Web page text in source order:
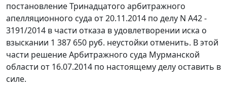
постановление Тринадцатого арбитражного
апелляционного суда от 20.11.2014 по делу N А42 -
3191/2014 в части отказа в удовлетворении иска о
взыскании 1 387 650 руб. неустойки отменить. В этой
части решение Арбитражного суда Мурманской
области от 16.07.2014 по настоящему делу оставить в
силе.